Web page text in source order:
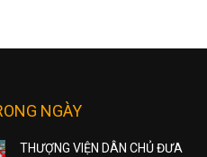
NGÀY
THƯỢNG VIỆN DÂN CHỦ ĐƯA